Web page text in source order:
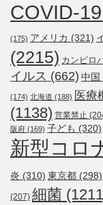
COVID-19
(175) アメリカ (321)
(2215) カンピロ
イルス (662) 中国
(174) 北海道 (188) 医療
(1138) 営業禁止
阪府 (169) 子ども (320)
新型コロ
炎 (310) 東京都 (298)
(207) 細菌